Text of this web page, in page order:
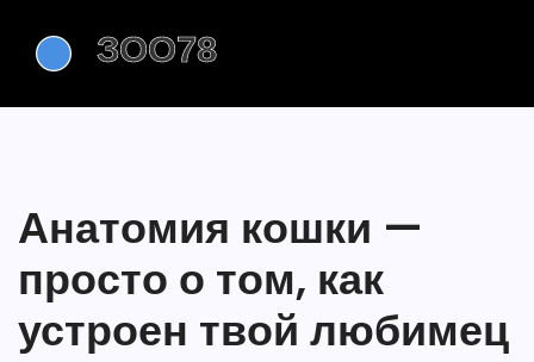
Анатомия кошки —
просто о том, как
устроен твой любимец